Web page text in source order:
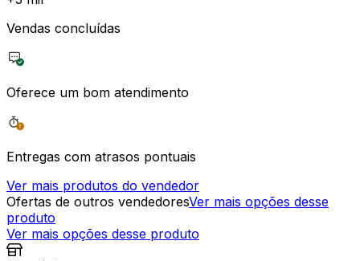
Vendas concluídas
Oferece um bom atendimento
Entregas com atrasos pontuais
Ver mais produtos do vendedor
Ofertas de outros vendedoresVer mais opções desse
produto
Ver mais opções desse produto